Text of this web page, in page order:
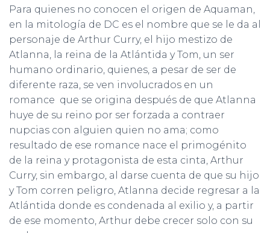
Para quienes no conocen el origen de Aquaman,
en la mitología de DC es el nombre que se le da al
personaje de Arthur Curry, el hijo mestizo de
Atlanna, la reina de la Atlántida y Tom, un ser
humano ordinario, quienes, a pesar de ser de
diferente raza, se ven involucrados en un
romance que se origina después de que Atlanna
huye de su reino por ser forzada a contraer
nupcias con alguien quien no ama; como
resultado de ese romance nace el primogénito
de la reina y protagonista de esta cinta, Arthur
Curry, sin embargo, al darse cuenta de que su hijo
y Tom corren peligro, Atlanna decide regresar a la
Atlántida donde es condenada al exilio y, a partir
de ese momento, Arthur debe crecer solo con su